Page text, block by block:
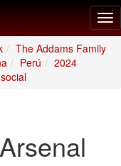
The Addams Family
Perú
2024